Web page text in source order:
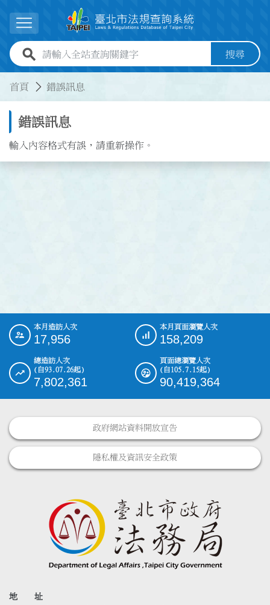
展開選單
全站查詢關鍵字欄位 搜尋
首頁 錯誤訊息
錯誤訊息
輸入內容格式有誤，請重新操作。
::: 本月造訪人次
17,956
本月頁面瀏覽人次
158,209
總造訪人次
(自93.07.26起)
7,802,361
頁面總瀏覽人次
(自105.7.15起)
90,419,364
政府網站資料開放宣告
隱私權及資訊安全政策
地 址